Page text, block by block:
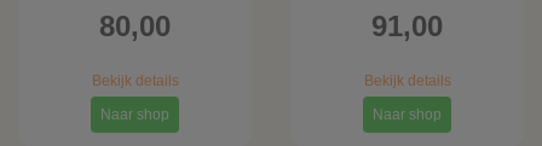
80,00
Bekijk details
Naar shop
91,00
Bekijk details
Naar shop